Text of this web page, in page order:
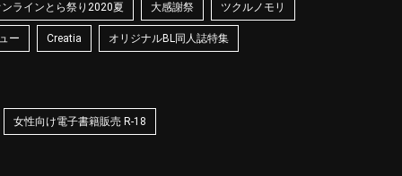
ラインとら祭り2020夏 大感謝祭 ツクルノモリ
ー Creatia オリジナルBL同人誌特集
女性向け電子書籍販売 R-18